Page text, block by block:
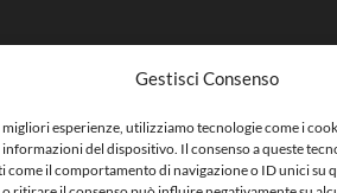
Gestisci Consenso
esperienze, utilizziamo tecnologie come i
informazioni del dispositivo. Il consenso a queste
come il comportamento di navigazione o ID unici su